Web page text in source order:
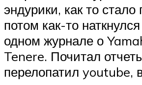
эндурики, как то стало
потом как-то
одном журнале о
Tenere. Почитал
перелопатил youtube,